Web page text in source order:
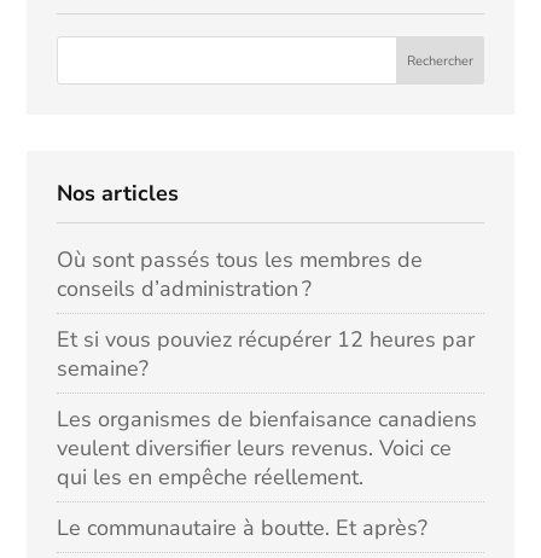
Nos articles
Où sont passés tous les membres de
conseils d’administration ?
Et si vous pouviez récupérer 12 heures par
semaine?
Les organismes de bienfaisance canadiens
veulent diversifier leurs revenus. Voici ce
qui les en empêche réellement.
Le communautaire à boutte. Et après?